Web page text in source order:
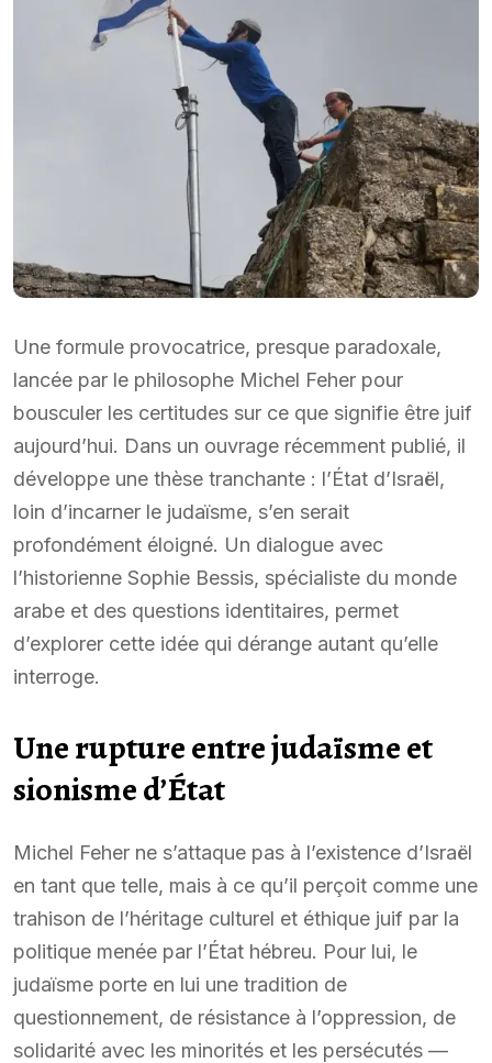
Une formule provocatrice, presque paradoxale,
lancée par le philosophe Michel Feher pour
bousculer les certitudes sur ce que signifie être juif
aujourd’hui. Dans un ouvrage récemment publié, il
développe une thèse tranchante : l’État d’Israël,
loin d’incarner le judaïsme, s’en serait
profondément éloigné. Un dialogue avec
l’historienne Sophie Bessis, spécialiste du monde
arabe et des questions identitaires, permet
d’explorer cette idée qui dérange autant qu’elle
interroge.
Une rupture entre judaïsme et
sionisme d’État
Michel Feher ne s’attaque pas à l’existence d’Israël
en tant que telle, mais à ce qu’il perçoit comme une
trahison de l’héritage culturel et éthique juif par la
politique menée par l’État hébreu. Pour lui, le
judaïsme porte en lui une tradition de
questionnement, de résistance à l’oppression, de
solidarité avec les minorités et les persécutés —